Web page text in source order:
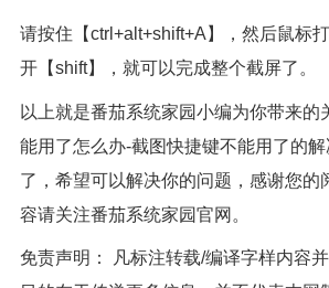
请按住【ctrl+alt+shift+A】，然后鼠标
开【shift】，就可以完成整个截屏了。
以上就是番茄系统家园小编为你带来的
能用了怎么办-截图快捷键不能用了的解
了，希望可以解决你的问题，感谢您的
容请关注番茄系统家园官网。
免责声明： 凡标注转载/编译字样内容